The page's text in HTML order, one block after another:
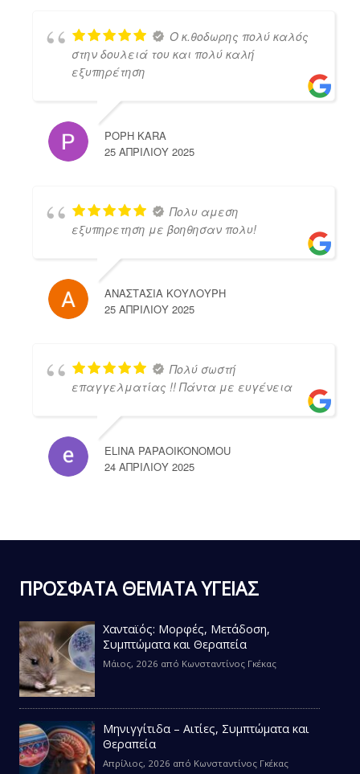
Ο κ.θοδωρης πολύ καλός
στην δουλειά του και πολύ καλή
εξυπηρέτηση
POPH KARA
25 ΑΠΡΙΛΊΟΥ 2025
Πολυ αμεση
εξυπηρετηση με βοηθησαν πολυ!
ΑΝΑΣΤΑΣΙΑ ΚΟΥΛΟΥΡΗ
25 ΑΠΡΙΛΊΟΥ 2025
Πολύ σωστή
επαγγελματίας !! Πάντα με ευγένεια
ELINA PAPAOIKONOMOU
24 ΑΠΡΙΛΊΟΥ 2025
ΠΡΟΣΦΑΤΑ ΘΕΜΑΤΑ ΥΓΕΙΑΣ
Χανταϊός: Μορφές, Μετάδοση,
Συμπτώματα και Θεραπεία
Μάιος, 2026 από Κωνσταντίνος Γκέκας
Μηνιγγίτιδα – Αιτίες, Συμπτώματα και
Θεραπεία
Απρίλιος, 2026 από Κωνσταντίνος Γκέκας